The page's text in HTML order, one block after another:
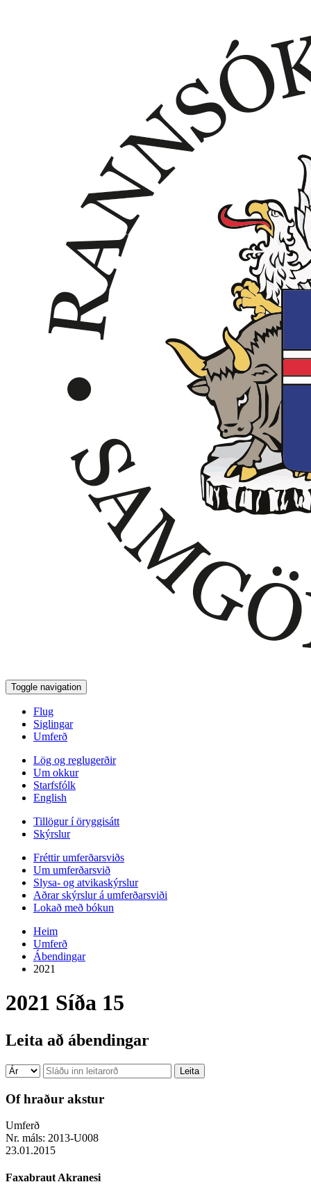
Toggle navigation
Flug
Siglingar
Umferð
Lög og reglugerðir
Um okkur
Starfsfólk
English
Tillögur í öryggisátt
Skýrslur
Fréttir umferðarsviðs
Um umferðarsvið
Slysa- og atvikaskýrslur
Aðrar skýrslur á umferðarsviði
Lokað með bókun
Heim
Umferð
Ábendingar
2021
2021 Síða 15
Leita að ábendingar
Of hraður akstur
Umferð
Nr. máls: 2013-U008
23.01.2015
Faxabraut Akranesi